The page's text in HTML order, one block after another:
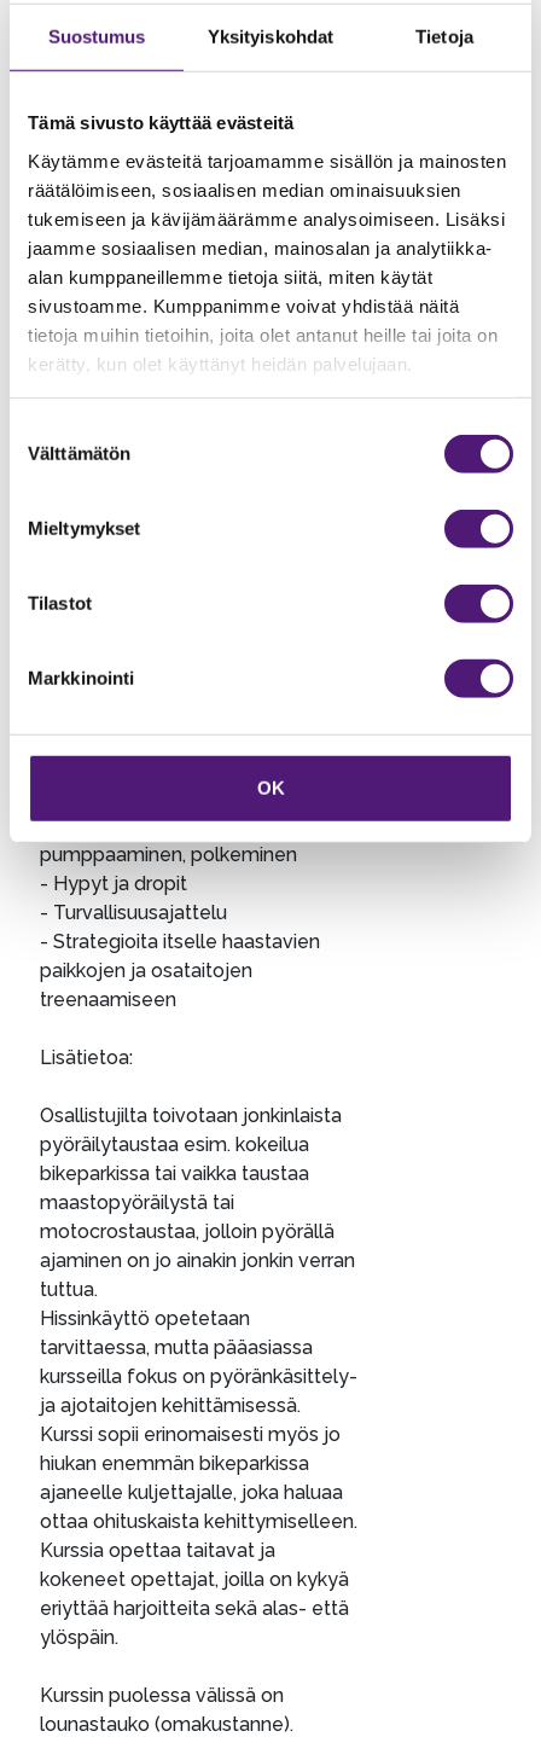
Suostumus Yksityiskohdat Tietoja
Tämä sivusto käyttää evästeitä
Käytämme evästeitä tarjoamamme sisällön ja mainosten
räätälöimiseen, sosiaalisen median ominaisuuksien
tukemiseen ja kävijämäärämme analysoimiseen. Lisäksi
jaamme sosiaalisen median, mainosalan ja analytiikka-
alan kumppaneillemme tietoja siitä, miten käytät
sivustoamme. Kumppanimme voivat yhdistää näitä
tietoja muihin tietoihin, joita olet antanut heille tai joita on
kerätty, kun olet käyttänyt heidän palvelujaan.
valinta
Välttämätön
Mieltymykset
Tilastot
Markkinointi
OK
LA 15.08
Kaiken kansan
pyöräkurssi
15.8.2026 klo
11.00-16.00
Hinta 114,90 € / hlö
Kurssin alaikäraja 15 vuotta.
Kurssin tavoitteena on kartuttaa ja
vahvistaa taitoja, joiden avulla
bikeparkissa ajamisesta tulee
aikana ehditään käydä läpi kerralla
pyöränkäsittelytaidot ja keskittyä
sekä sopivaan itsensä
Kurssin sisältö:
- Ajoasennon vahvistaminen
- Vauhdin kantaminen,
pumppaaminen, polkeminen
- Hypyt ja dropit
- Turvallisuusajattelu
- Strategioita itselle haastavien
paikkojen ja osataitojen
treenaamiseen
Lisätietoa:
Osallistujilta toivotaan jonkinlaista
pyöräilytaustaa esim. kokeilua
bikeparkissa tai vaikka taustaa
maastopyöräilystä tai
motocrostaustaa, jolloin pyörällä
ajaminen on jo ainakin jonkin verran
tuttua.
Hissinkäyttö opetetaan
tarvittaessa, mutta pääasiassa
kursseilla fokus on pyöränkäsittely-
ja ajotaitojen kehittämisessä.
Kurssi sopii erinomaisesti myös jo
hiukan enemmän bikeparkissa
ajaneelle kuljettajalle, joka haluaa
ottaa ohituskaista kehittymiselleen.
Kurssia opettaa taitavat ja
kokeneet opettajat, joilla on kykyä
eriyttää harjoitteita sekä alas- että
ylöspäin.
Kurssin puolessa välissä on
lounastauko (omakustanne).